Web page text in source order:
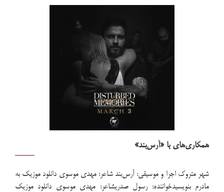
ترانه
انحرافات
ترانه‌سرایی
سید
مهدی
همکاری‌های با «آرس‌بند»
شهر متروک اجرا و موسیقی: آرس‌بند شاعر: مهدی موسوی دانلود موزیک به
مادرم بنویسیدخواننده: رسول صدریشاعر: مهدی موسوی دانلود موزیک